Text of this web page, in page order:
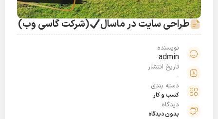
طراحی سایت در ماسال (شرکت گاسی وب)
نویسنده
admin
تاریخ انتشار
دسته بندی
کسب و کار
دیدگاه
بدون دیدگاه